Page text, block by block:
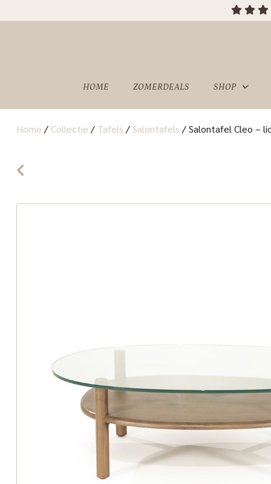
HOME ZOMERDEALS SHOP
SHOWROOM
Home / Collectie / Tafels /Salontafels /Salontafel Cleo –